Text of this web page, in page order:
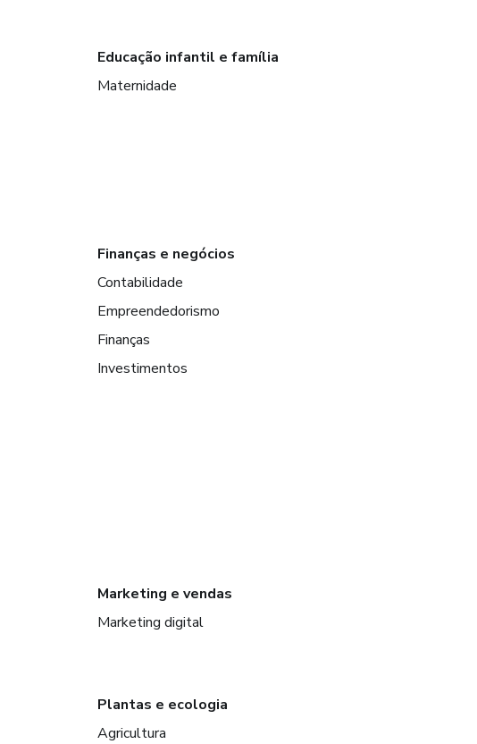
Educação infantil e família
Maternidade
Finanças e negócios
Contabilidade
Empreendedorismo
Finanças
Investimentos
Marketing e vendas
Marketing digital
Plantas e ecologia
Agricultura